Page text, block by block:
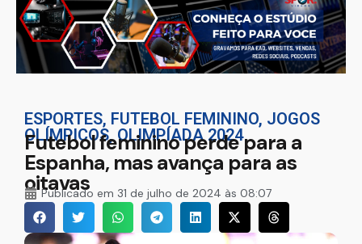
ESPORTES, FUTEBOL FEMININO, JOGOS
OLÍMPICOS,OLIMPÍADA 2024
Futebol feminino perde para a
Espanha, mas avança para as
oitavas
Publicado em 31 de julho de 2024 às 08:07